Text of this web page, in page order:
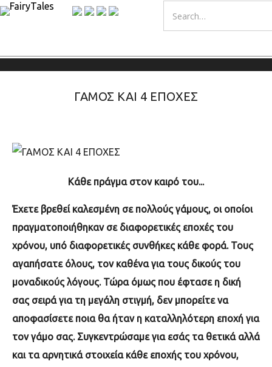
ΓΑΜΟΣ ΚΑΙ 4 ΕΠΟΧΕΣ
Κάθε πράγμα στον καιρό του...
Έχετε βρεθεί καλεσμένη σε πολλούς γάμους, οι οποίοι
πραγματοποιήθηκαν σε διαφορετικές εποχές του
χρόνου, υπό διαφορετικές συνθήκες κάθε φορά. Τους
αγαπήσατε όλους, τον καθένα για τους δικούς του
μοναδικούς λόγους. Τώρα όμως που έφτασε η δική
σας σειρά για τη μεγάλη στιγμή, δεν μπορείτε να
αποφασίσετε ποια θα ήταν η καταλληλότερη εποχή για
τον γάμο σας. Συγκεντρώσαμε για εσάς τα θετικά αλλά
και τα αρνητικά στοιχεία κάθε εποχής του χρόνου,